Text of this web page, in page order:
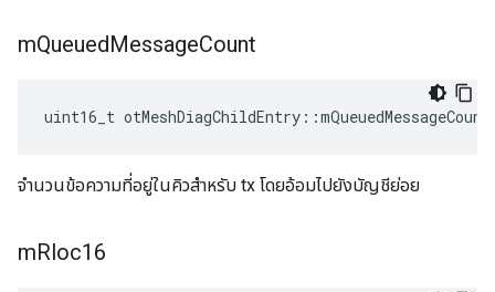
mQueuedMessageCount
uint16_t otMeshDiagChildEntry ::mQueuedMessageCount
จำนวนข้อความที่อยู่ในคิวสำหรับ tx โดยอ้อมไปยังบัญชีย่อย
mRloc16